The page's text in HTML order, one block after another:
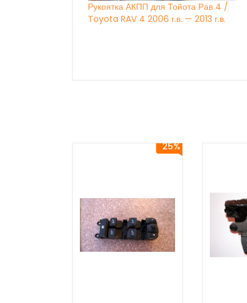
Рукоятка АКПП для Тойота Рав 4 /
Toyota RAV 4 2006 г.в. — 2013 г.в.
25%